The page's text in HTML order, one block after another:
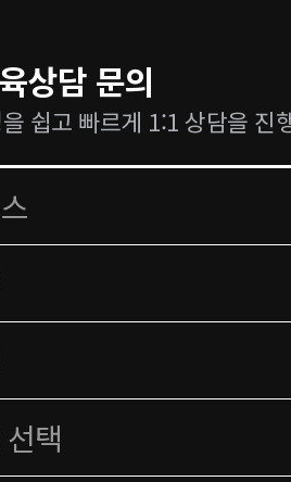
상담 문의
쉽고 빠르게 1:1 상담을 진